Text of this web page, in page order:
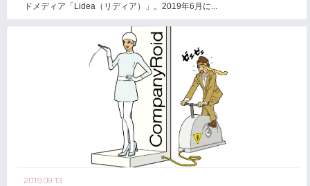
ドメディア「Lidea（リディア）」。2019年6月に...
2019.09.13